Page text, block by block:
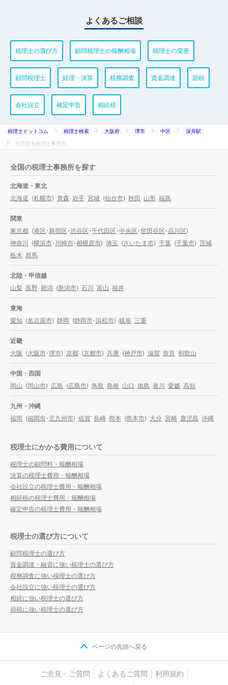
よくあるご相談
税理士の選び方 顧問税理士の報酬相場 税理士の変更
顧問税理士 経理・決算 税務調査 資金調達 節税
会社設立 確定申告 相続税
税理士ドットコム 税理士検索 大阪府 堺市 中区
深井駅
吉田定夫税理士事務所
全国の税理士事務所を探す
北海道・東北
北海道 (札幌市) 青森 岩手 宮城 (仙台市) 秋田 山形 福島
関東
東京都 (港区・新宿区・渋谷区・千代田区・中央区・世田谷区・品川区)
神奈川 (横浜市・川崎市・相模原市) 埼玉 (さいたま市) 千葉 (千葉市) 茨城
栃木 群馬
北陸・甲信越
山梨 長野 新潟 (新潟市) 石川 富山 福井
東海
愛知 (名古屋市) 静岡 (静岡市・浜松市) 岐阜 三重
近畿
大阪 (大阪市・堺市) 京都 (京都市) 兵庫 (神戸市) 滋賀 奈良 和歌山
中国・四国
岡山 (岡山市) 広島 (広島市) 鳥取 島根 山口 徳島 香川 愛媛 高知
九州・沖縄
福岡 (福岡市・北九州市) 佐賀 長崎 熊本 (熊本市) 大分 宮崎 鹿児島 沖縄
税理士にかかる費用について
税理士の顧問料・報酬相場
決算の税理士費用・報酬相場
会社設立の税理士費用・報酬相場
相続税の税理士費用・報酬相場
確定申告の税理士費用・報酬相場
税理士の選び方について
顧問税理士の選び方
資金調達・融資に強い税理士の選び方
税務調査に強い税理士の選び方
会社設立に強い税理士の選び方
相続に強い税理士の選び方
節税に強い税理士の選び方
ページの先頭へ戻る
ご意見・ご質問 よくあるご質問
利用規約